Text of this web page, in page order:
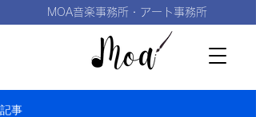
MOA音楽事務所・アート事務所
記事